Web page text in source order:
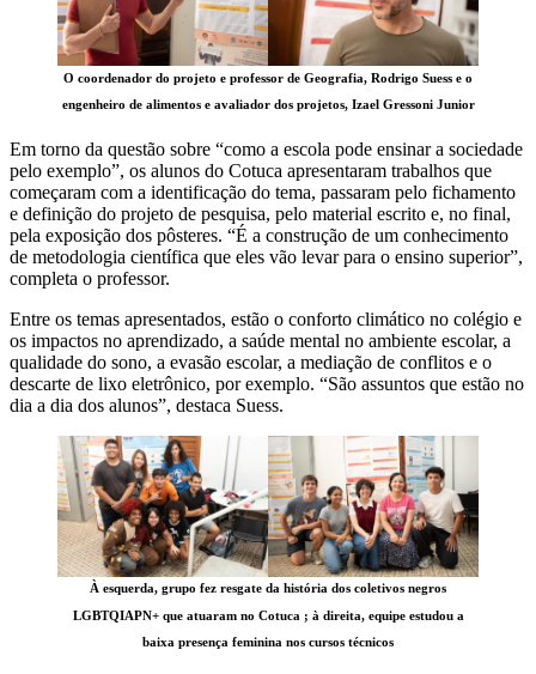
O coordenador do projeto e professor de Geografia, Rodrigo Suess e o
engenheiro de alimentos e avaliador dos projetos, Izael Gressoni Junior
Em torno da questão sobre “como a escola pode ensinar a sociedade
pelo exemplo”, os alunos do Cotuca apresentaram trabalhos que
começaram com a identificação do tema, passaram pelo fichamento
e definição do projeto de pesquisa, pelo material escrito e, no final,
pela exposição dos pôsteres. “É a construção de um conhecimento
de metodologia científica que eles vão levar para o ensino superior”,
completa o professor.
Entre os temas apresentados, estão o conforto climático no colégio e
os impactos no aprendizado, a saúde mental no ambiente escolar, a
qualidade do sono, a evasão escolar, a mediação de conflitos e o
descarte de lixo eletrônico, por exemplo. “São assuntos que estão no
dia a dia dos alunos”, destaca Suess.
À esquerda, grupo fez resgate da história dos coletivos negros
LGBTQIAPN+ que atuaram no Cotuca ; à direita, equipe estudou a
baixa presença feminina nos cursos técnicos